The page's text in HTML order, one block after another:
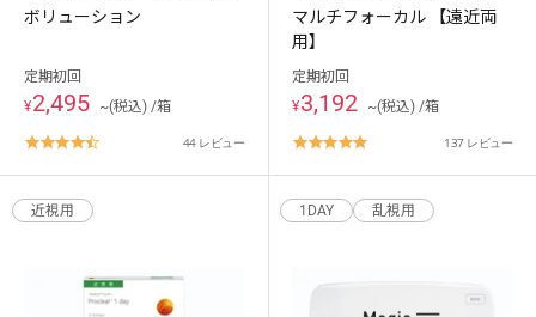
ボリューション
定期初回
¥2,495 ~(税込) /箱
4.7
rating
44 レビュー
マルチフォーカル 【遠近両
用】
定期初回
¥3,192 ~(税込) /箱
4.8
rating
137 レビュー
近視用 1DAY 乱視用